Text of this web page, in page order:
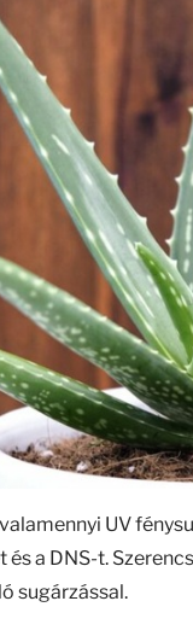
UV
a DNS-t.
sugárzással.